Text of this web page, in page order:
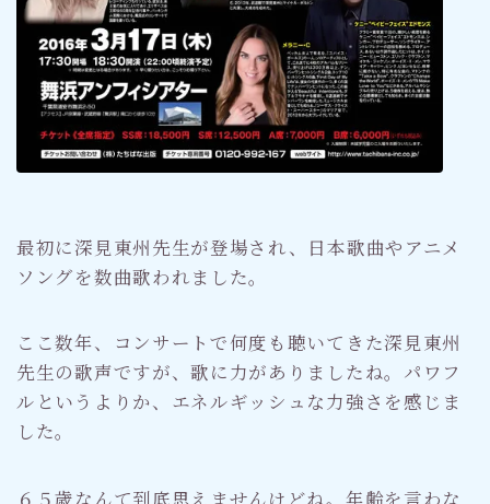
最初に深見東州先生が登場され、日本歌曲やアニメ
ソングを数曲歌われました。
ここ数年、コンサートで何度も聴いてきた深見東州
先生の歌声ですが、歌に力がありましたね。パワフ
ルというよりか、エネルギッシュな力強さを感じま
した。